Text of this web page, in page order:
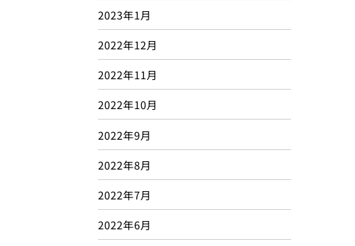
2023年1月
2022年12月
2022年11月
2022年10月
2022年9月
2022年8月
2022年7月
2022年6月